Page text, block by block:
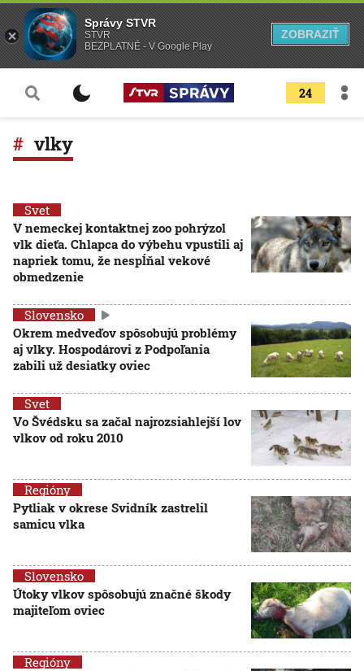
24
vlky
Svet
V nemeckej kontaktnej zoo pohrýzol
vlk dieťa. Chlapca do výbehu vpustili aj
napriek tomu, že nespĺňal vekové
obmedzenie
Slovensko
Okrem medveďov spôsobujú problémy
aj vlky. Hospodárovi z Podpoľania
zabili už desiatky oviec
Svet
Vo Švédsku sa začal najrozsiahlejší lov
vlkov od roku 2010
Regióny
Pytliak v okrese Svidník zastrelil
samicu vlka
Slovensko
Útoky vlkov spôsobujú značné škody
majiteľom oviec
Regióny
Správy STVR
STVR
BEZPLATNÉ - V Google Play
ZOBRAZIŤ